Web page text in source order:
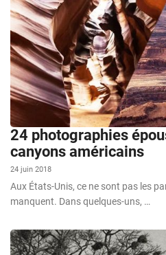
24 photographies
canyons américains
24 juin 2018
Aux États-Unis, ce ne sont pas les
manquent. Dans quelques-uns, …